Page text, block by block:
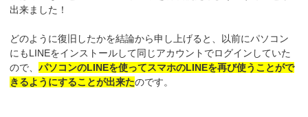
出来ました！
どのように復旧したかを結論から申し上げると、以前にパソコン
にもLINEをインストールして同じアカウントでログインしていた
ので、パソコンのLINEを使ってスマホのLINEを再び使うことがで
きるようにすることが出来たのです。